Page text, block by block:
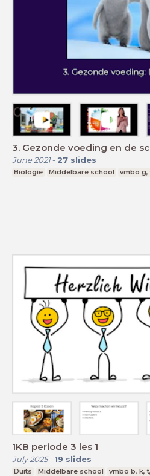
3. Gezonde voeding en de
June 2021- 27 slides
Biologie Middelbare school vmbo g,
1KB periode 3 les 1
July 2025- 19 slides
Duits Middelbare school vmbo b, k,